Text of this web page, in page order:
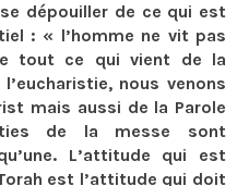
dépouiller de ce qui est
: « l’homme ne vit pas
tout ce qui vient de la
nous venons
mais aussi de la Parole
de la messe sont
L’attitude qui est
est l’attitude qui doit